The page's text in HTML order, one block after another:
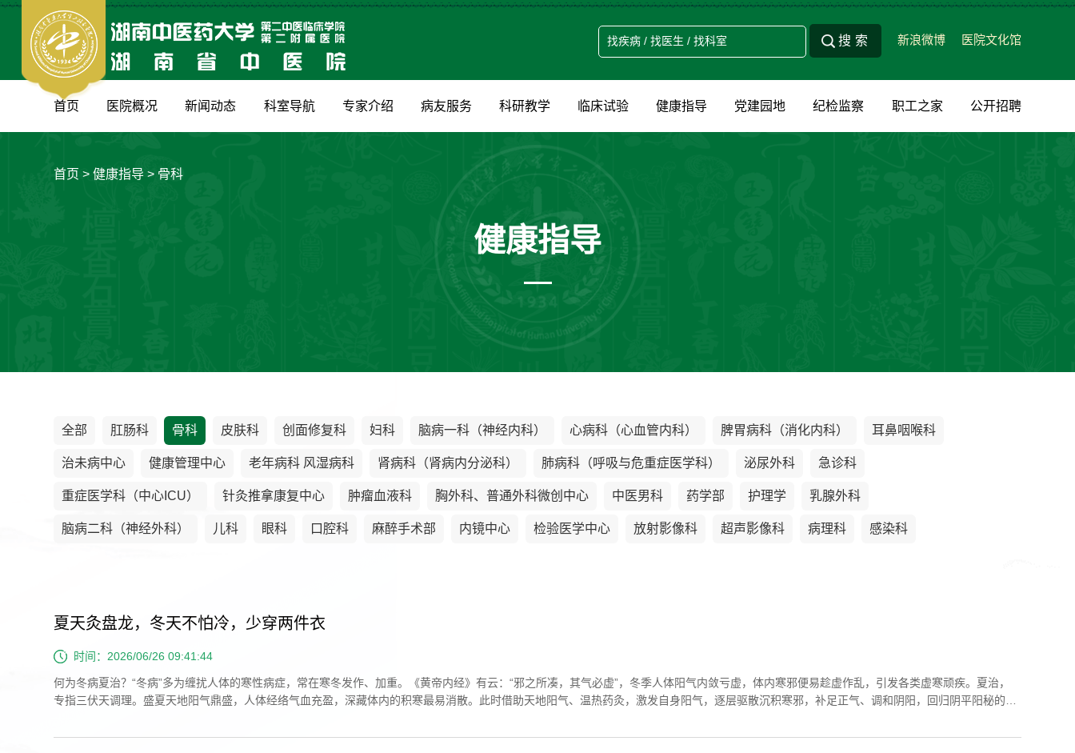
新浪微博 医院文化馆
首页 医院概况 新闻动态 科室导航 专家介绍 病友服务 科研教学 临床试验 健康指导 党建园地 纪检监察 职工之家 公开招聘
首页 >健康指导 > 骨科
健康指导
全部 肛肠科 骨科 皮肤科 创面修复科 妇科 脑病一科（神经内科） 心病科（心血管内科） 脾胃病科（消化内科） 耳鼻咽喉科
治未病中心 健康管理中心 老年病科 风湿病科 肾病科（肾病内分泌科） 肺病科（呼吸与危重症医学科） 泌尿外科 急诊科
重症医学科（中心ICU） 针灸推拿康复中心 肿瘤血液科 胸外科、普通外科微创中心 中医男科 药学部 护理学 乳腺外科
脑病二科（神经外科） 儿科 眼科 口腔科 麻醉手术部 内镜中心 检验医学中心 放射影像科 超声影像科 病理科 感染科
夏天灸盘龙，冬天不怕冷，少穿两件衣
时间：2026/06/26 09:41:44
何为冬病夏治？“冬病”多为缠扰人体的寒性病症，常在寒冬发作、加重。《黄帝内经》有云：“邪之所凑，其气必虚”，冬季人体阳气内敛亏虚，体内寒邪便易趁虚作乱，引发各类虚寒顽疾。夏治，
专指三伏天调理。盛夏天地阳气鼎盛，人体经络气血充盈，深藏体内的积寒最易消散。此时借助天地阳气、温热药灸，激发自身阳气，逐层驱散沉积寒邪，补足正气、调和阴阳，回归阴平阳秘的健